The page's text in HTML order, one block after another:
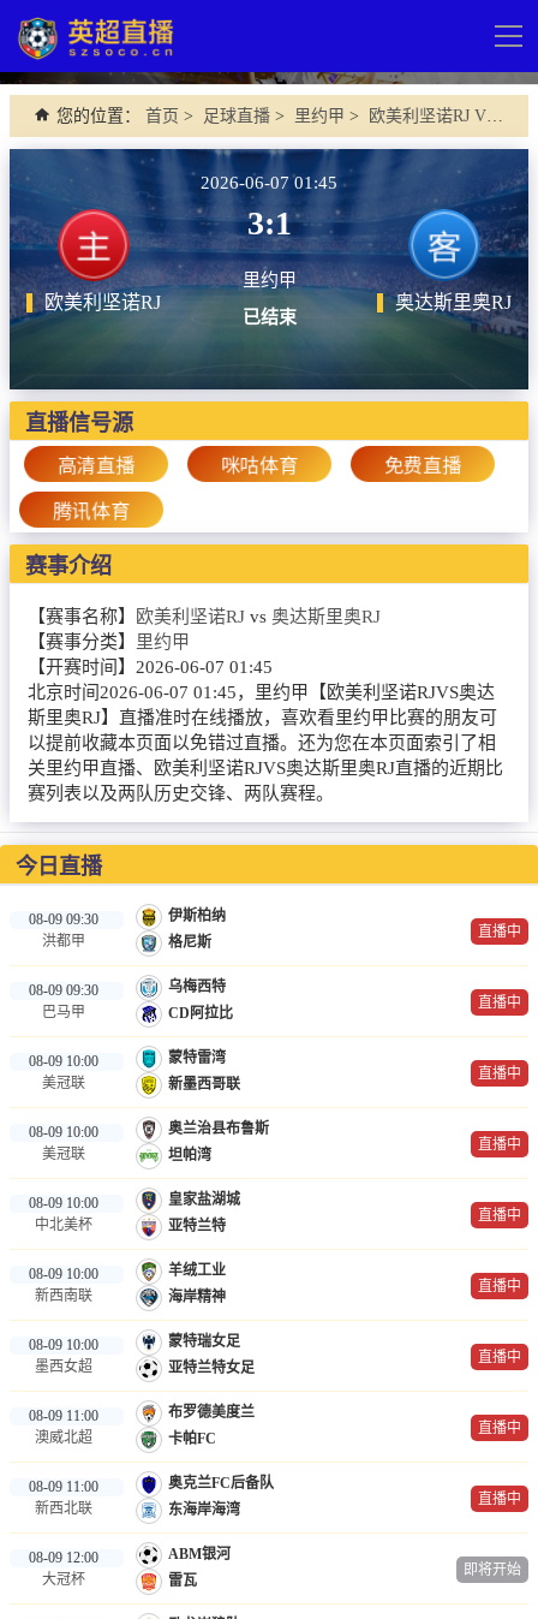
导
网站首页
足球直播
德甲
西甲
意甲
欧冠杯
中超
篮球直播
NBA
CBA
英超录像
英超资讯
体育词条
您的位置： 首页 > 足球直播 > 里约甲 > 欧美利坚诺RJ VS 奥达斯里奥RJ
欧美利坚诺RJ
2026-06-07 01:45
3:1
里约甲
已结束
奥达斯里奥RJ
直播信号源
高清直播 咪咕体育 免费直播
腾讯体育
赛事介绍
【赛事名称】 欧美利坚诺RJ vs 奥达斯里奥RJ
【赛事分类】 里约甲
【开赛时间】 2026-06-07 01:45
北京时间2026-06-07 01:45，里约甲【欧美利坚诺RJVS奥达
斯里奥RJ】直播准时在线播放，喜欢看里约甲比赛的朋友可
以提前收藏本页面以免错过直播。还为您在本页面索引了相
关里约甲直播、欧美利坚诺RJVS奥达斯里奥RJ直播的近期比
赛列表以及两队历史交锋、两队赛程。
今日直播
08-09 09:30
洪都甲
伊斯柏纳
格尼斯
直播中
08-09 09:30
巴马甲
乌梅西特
CD阿拉比
直播中
08-09 10:00
美冠联
蒙特雷湾
新墨西哥联
直播中
08-09 10:00
美冠联
奥兰治县布鲁斯
坦帕湾
直播中
08-09 10:00
中北美杯
皇家盐湖城
亚特兰特
直播中
08-09 10:00
新西南联
羊绒工业
海岸精神
直播中
08-09 10:00
墨西女超
蒙特瑞女足
亚特兰特女足
直播中
08-09 11:00
澳威北超
布罗德美度兰
卡帕FC
直播中
08-09 11:00
新西北联
奥克兰FC后备队
东海岸海湾
直播中
08-09 12:00
大冠杯
ABM银河
雷瓦
即将开始